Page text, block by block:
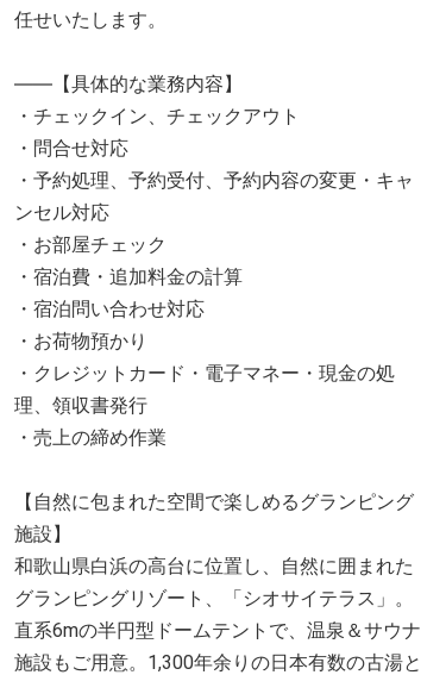
任せいたします。
――【具体的な業務内容】
・チェックイン、チェックアウト
・問合せ対応
・予約処理、予約受付、予約内容の変更・キャ
ンセル対応
・お部屋チェック
・宿泊費・追加料金の計算
・宿泊問い合わせ対応
・お荷物預かり
・クレジットカード・電子マネー・現金の処
理、領収書発行
・売上の締め作業
【自然に包まれた空間で楽しめるグランピング
施設】
和歌山県白浜の高台に位置し、自然に囲まれた
グランピングリゾート、「シオサイテラス」。
直系6mの半円型ドームテントで、温泉＆サウナ
施設もご用意。1,300年余りの日本有数の古湯と